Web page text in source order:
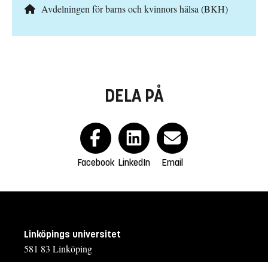
Avdelningen för barns och kvinnors hälsa (BKH)
DELA PÅ
Facebook LinkedIn Email
Linköpings universitet
581 83 Linköping